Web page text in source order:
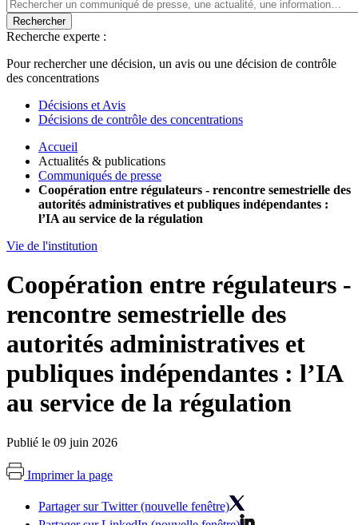
Rechercher
Recherche experte :
Pour rechercher une décision, un avis ou une décision de contrôle
des concentrations
Décisions et Avis
Décisions de contrôle des concentrations
Accueil
Actualités & publications
Communiqués de presse
Coopération entre régulateurs - rencontre semestrielle des
autorités administratives et publiques indépendantes :
l’IA au service de la régulation
Vie de l'institution
Coopération entre régulateurs -
rencontre semestrielle des
autorités administratives et
publiques indépendantes : l’IA
au service de la régulation
Publié le 09 juin 2026
Imprimer la page
Partager sur Twitter (nouvelle fenêtre)